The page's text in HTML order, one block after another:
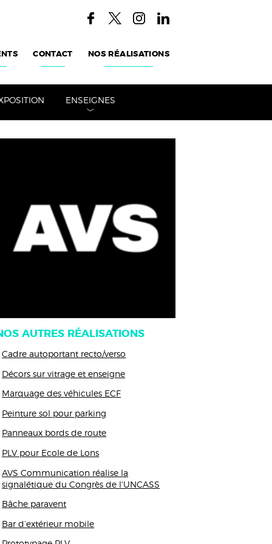
CONTACT NOS RÉALISATIONS
ENSEIGNES
AUTRES RÉALISATIONS
Cadre autoportant recto/verso
Décors sur vitrage et enseigne
Marquage des véhicules ECF
Peinture sol pour parking
Panneaux bords de route
PLV pour Ecole de Lons
AVS Communication réalise la
signalétique du Congrès de l'UNCASS
Bâche paravent
Bar d’extérieur mobile